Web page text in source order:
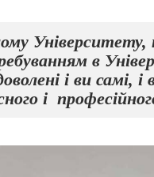
Університету,
в
і ви самі,
і